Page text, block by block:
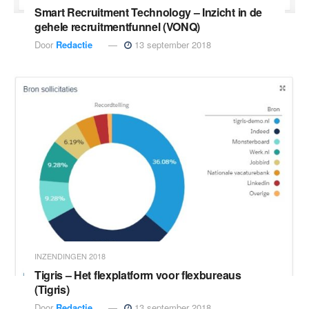
Smart Recruitment Technology – Inzicht in de
gehele recruitmentfunnel (VONQ)
Door Redactie 13 september 2018
INZENDINGEN 2018
Tigris – Het flexplatform voor flexbureaus
(Tigris)